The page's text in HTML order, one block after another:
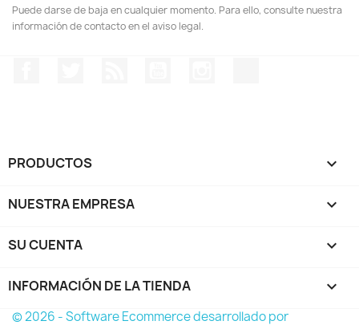
Puede darse de baja en cualquier momento. Para ello, consulte nuestra
información de contacto en el aviso legal.
PRODUCTOS 
NUESTRA EMPRESA 
SU CUENTA 
INFORMACIÓN DE LA TIENDA keyboard_arrow_down
© 2026 - Software Ecommerce desarrollado por